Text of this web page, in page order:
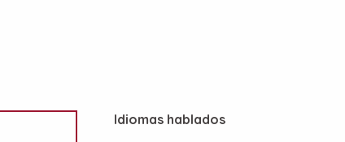
Idiomas hablados
Idiomas hablados